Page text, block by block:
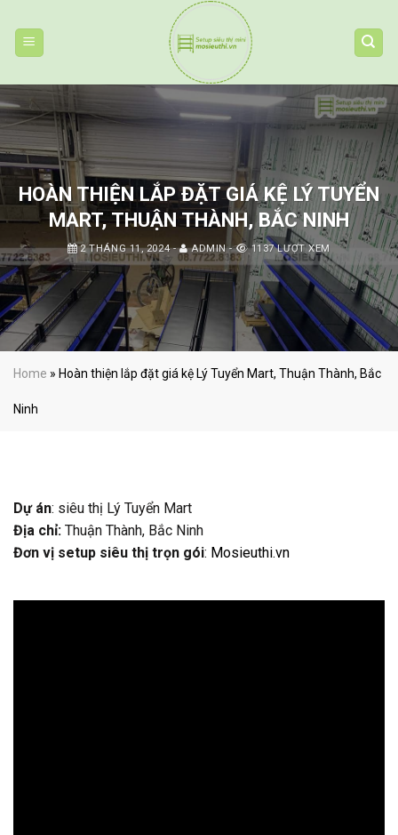
content
HOÀN THIỆN LẮP ĐẶT GIÁ KỆ LÝ TUYỂN
MART, THUẬN THÀNH, BẮC NINH
2 THÁNG 11, 2024- ADMIN- 1137 LƯỢT XEM
Home » Hoàn thiện lắp đặt giá kệ Lý Tuyển Mart, Thuận Thành, Bắc
Ninh
Dự án: siêu thị Lý Tuyển Mart
Địa chỉ: Thuận Thành, Bắc Ninh
Đơn vị setup siêu thị trọn gói: Mosieuthi.vn